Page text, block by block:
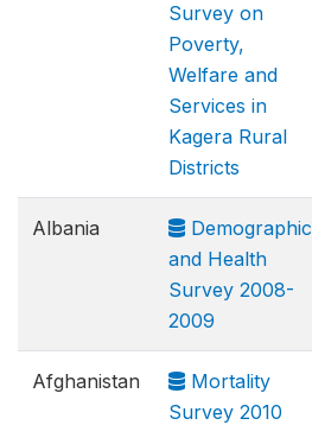
Survey on
Poverty,
Welfare and
Services in
Kagera Rural
Districts
Albania
Demographic
and Health
Survey 2008-
2009
Afghanistan
Mortality
Survey 2010